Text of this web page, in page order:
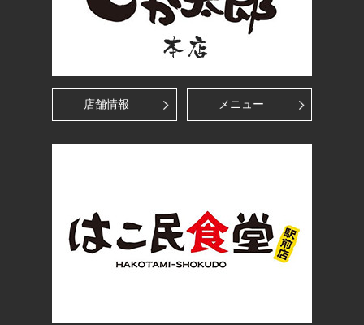
店舗情報 メニュー